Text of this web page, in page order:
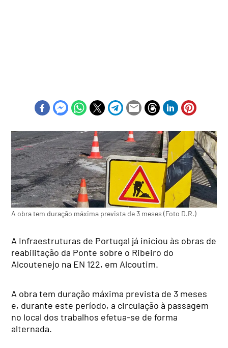
A obra tem duração máxima prevista de 3 meses (Foto D.R.)
A Infraestruturas de Portugal já iniciou às obras de
reabilitação da Ponte sobre o Ribeiro do
Alcoutenejo na EN 122, em Alcoutim.
A obra tem duração máxima prevista de 3 meses
e, durante este período, a circulação à passagem
no local dos trabalhos efetua-se de forma
alternada.